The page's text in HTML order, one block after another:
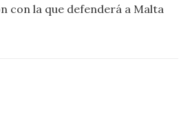
con la que defenderá a Malta